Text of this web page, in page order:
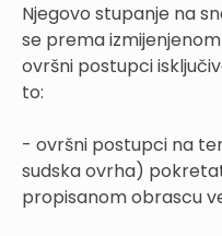
Njegovo stupanje na
se prema
ovršni postupci
to:
- ovršni postupci na
sudska ovrha)
propisanom obrascu